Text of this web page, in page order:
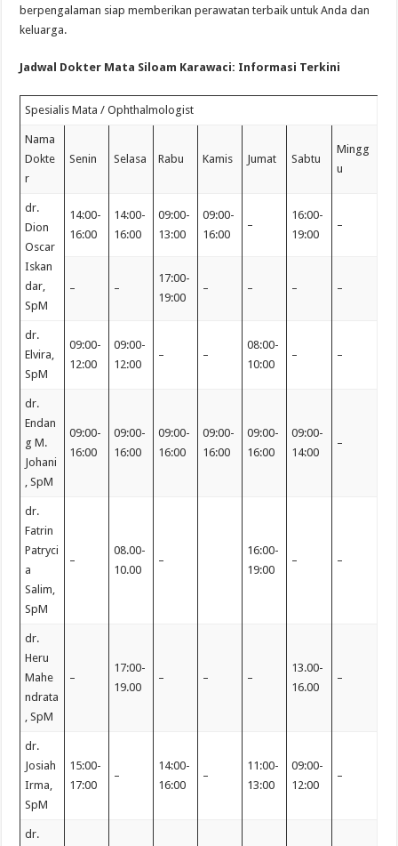
berpengalaman siap memberikan perawatan terbaik untuk Anda dan
keluarga.
Jadwal Dokter Mata Siloam Karawaci: Informasi Terkini
Spesialis Mata / Ophthalmologist
Nama
Dokte
r
Senin Selasa Rabu Kamis Jumat Sabtu
Mingg
u
dr.
Dion
Oscar
Iskan
dar,
SpM
14:00-
16:00
14:00-
16:00
09:00-
13:00
09:00-
16:00
–
16:00-
19:00
–
– –
17:00-
19:00
– – – –
dr.
Elvira,
SpM
09:00-
12:00
09:00-
12:00
– –
08:00-
10:00
– –
dr.
Endan
g M.
Johani
, SpM
09:00-
16:00
09:00-
16:00
09:00-
16:00
09:00-
16:00
09:00-
16:00
09:00-
14:00
–
dr.
Fatrin
Patryci
a
Salim,
SpM
–
08.00-
10.00
–
16:00-
19:00
– –
dr.
Heru
Mahe
ndrata
, SpM
–
17:00-
19.00
– – –
13.00-
16.00
–
dr.
Josiah
Irma,
SpM
15:00-
17:00
–
14:00-
16:00
–
11:00-
13:00
09:00-
12:00
–
dr.